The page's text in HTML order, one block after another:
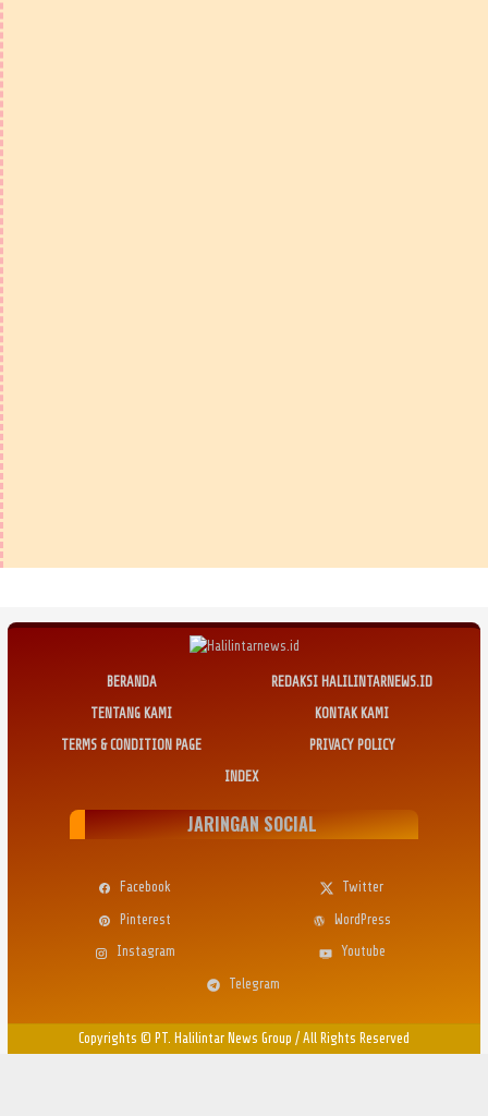
BERANDA
REDAKSI HALILINTARNEWS.ID
TENTANG KAMI
KONTAK KAMI
TERMS & CONDITION PAGE
PRIVACY POLICY
INDEX
JARINGAN SOCIAL
Facebook
Twitter
Pinterest
WordPress
Instagram
Youtube
Telegram
Copyrights © PT. Halilintar News Group / All Rights Reserved